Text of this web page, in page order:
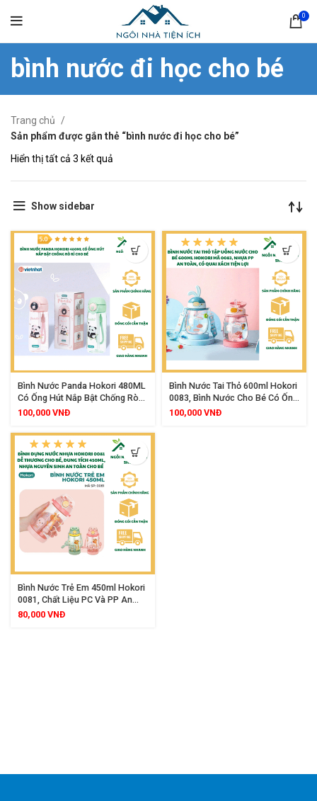
0
bình nước đi học cho bé
Trang chủ
Sản phẩm được gắn thẻ “bình nước đi học cho bé”
Hiển thị tất cả 3 kết quả
Show sidebar
Bình Nước Panda Hokori 480ML
Có Ống Hút Nắp Bật Chống Rò
Rỉ Cho Bé
100,000 VNĐ
Bình Nước Tai Thỏ 600ml Hokori
0083, Bình Nước Cho Bé Có Ống
Hút Silicon Mềm, Khóa Chống
100,000 VNĐ
Bình Nước Trẻ Em 450ml Hokori
0081, Chất Liệu PC Và PP An
Toàn, Nắp Bật Có Khóa Chống
80,000 VNĐ